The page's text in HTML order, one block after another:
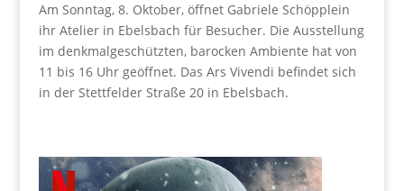
Am Sonntag, 8. Oktober, öffnet Gabriele Schöpplein
ihr Atelier in Ebelsbach für Besucher. Die Ausstellung
im denkmalgeschützten, barocken Ambiente hat von
11 bis 16 Uhr geöffnet. Das Ars Vivendi befindet sich
in der Stettfelder Straße 20 in Ebelsbach.